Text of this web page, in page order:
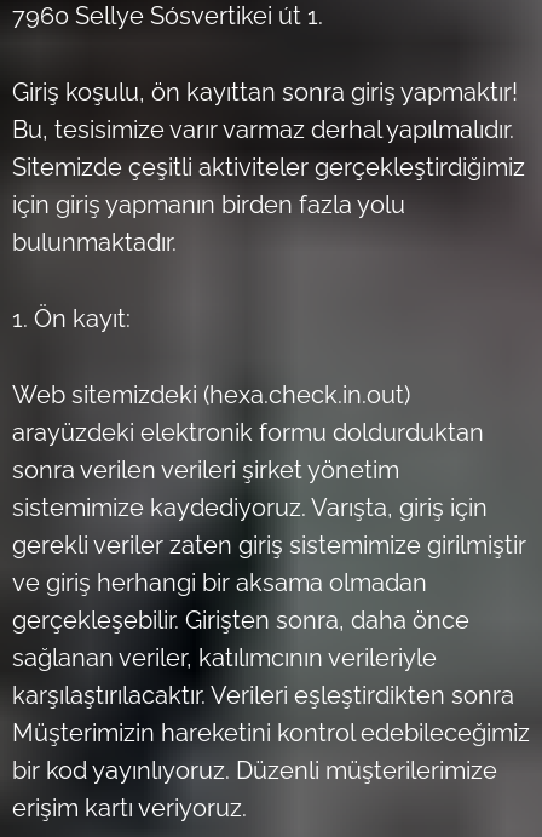
7960 Sellye Sósvertikei út 1.
Giriş koşulu, ön kayıttan sonra giriş yapmaktır!
Bu, tesisimize varır varmaz derhal yapılmalıdır.
Sitemizde çeşitli aktiviteler gerçekleştirdiğimiz
için giriş yapmanın birden fazla yolu
bulunmaktadır.
1. Ön kayıt:
Web sitemizdeki (hexa.check.in.out)
arayüzdeki elektronik formu doldurduktan
sonra verilen verileri şirket yönetim
sistemimize kaydediyoruz. Varışta, giriş için
gerekli veriler zaten giriş sistemimize girilmiştir
ve giriş herhangi bir aksama olmadan
gerçekleşebilir. Girişten sonra, daha önce
sağlanan veriler, katılımcının verileriyle
karşılaştırılacaktır. Verileri eşleştirdikten sonra
Müşterimizin hareketini kontrol edebileceğimiz
bir kod yayınlıyoruz. Düzenli müşterilerimize
erişim kartı veriyoruz.